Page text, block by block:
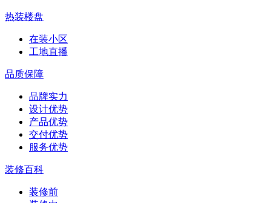
热装楼盘
在装小区
工地直播
品质保障
品牌实力
设计优势
产品优势
交付优势
服务优势
装修百科
装修前